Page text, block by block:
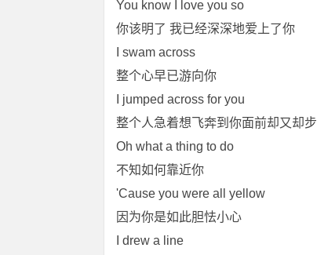
You know I love you so
你该明了 我已经深深地爱上了你
I swam across
整个心早已游向你
I jumped across for you
整个人急着想飞奔到你面前却又却步
Oh what a thing to do
不知如何靠近你
'Cause you were all yellow
因为你是如此胆怯小心
I drew a line